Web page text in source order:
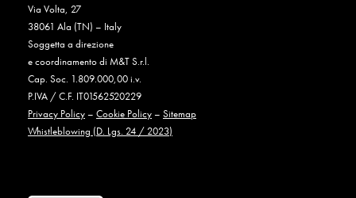
Via Volta, 27
38061 Ala (TN) – Italy
Soggetta a direzione
e coordinamento di M&T S.r.l.
Cap. Soc. 1.809.000,00 i.v.
P.IVA / C.F. IT01562520229
Privacy Policy– Cookie Policy– Sitemap
Whistleblowing (D. Lgs. 24 / 2023)